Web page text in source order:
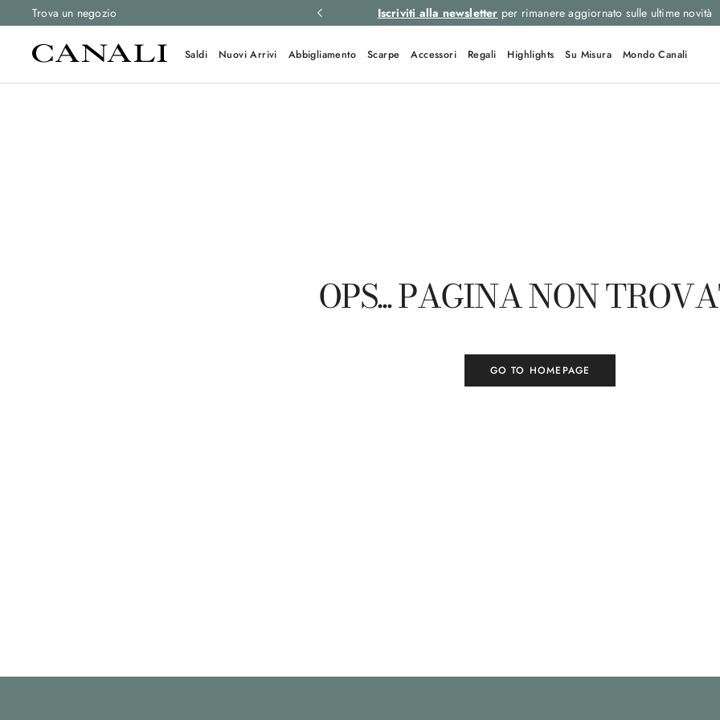
Trova un negozio
e resi gratuiti su tutti gli ordini. Iscriviti alla newsletter per rimanere aggiornato sulle ultime novità
Saldi Nuovi Arrivi Abbigliamento Scarpe Accessori Regali Highlights Su Misura Mondo Canali
OPS... PAGINA NON
GO TO HOMEPAGE